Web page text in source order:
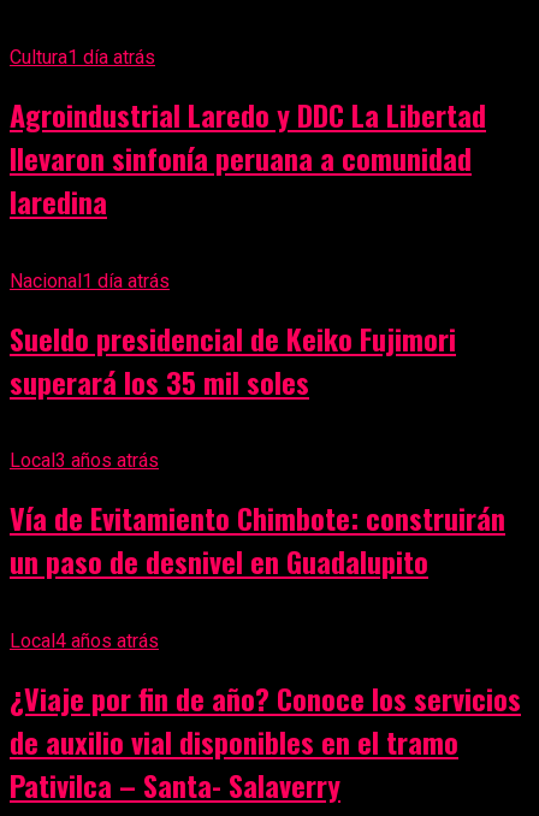
Cultura1 día atrás
Agroindustrial Laredo y DDC La Libertad
llevaron sinfonía peruana a comunidad
laredina
Nacional1 día atrás
Sueldo presidencial de Keiko Fujimori
superará los 35 mil soles
Local 3 años atrás
Vía de Evitamiento Chimbote: construirán
un paso de desnivel en Guadalupito
Local 4 años atrás
¿Viaje por fin de año? Conoce los servicios
de auxilio vial disponibles en el tramo
Pativilca – Santa- Salaverry